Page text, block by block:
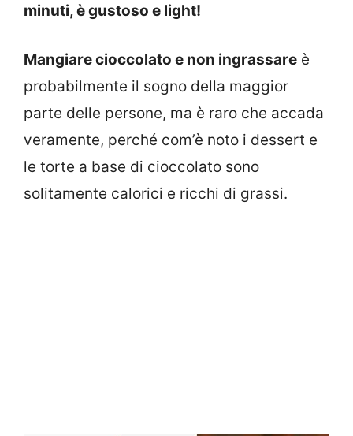
minuti, è gustoso e light!
Mangiare cioccolato e non ingrassare è
probabilmente il sogno della maggior
parte delle persone, ma è raro che accada
veramente, perché com’è noto i dessert e
le torte a base di cioccolato sono
solitamente calorici e ricchi di grassi.